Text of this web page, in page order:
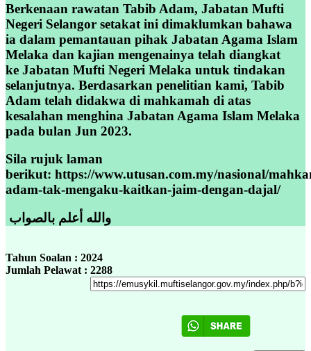
Berkenaan rawatan Tabib Adam, Jabatan Mufti
Negeri Selangor setakat ini dimaklumkan bahawa
ia dalam pemantauan pihak Jabatan Agama Islam
Melaka dan kajian mengenainya telah diangkat
ke Jabatan Mufti Negeri Melaka untuk tindakan
selanjutnya. Berdasarkan penelitian kami, Tabib
Adam telah didakwa di mahkamah di atas
kesalahan menghina Jabatan Agama Islam Melaka
pada bulan Jun 2023.
Sila rujuk laman
berikut: https://www.utusan.com.my/nasional/
adam-tak-mengaku-kaitkan-jaim-dengan-dajal/
والله أعلم بالصواب
Tahun Soalan : 2024
Jumlah Pelawat : 2288